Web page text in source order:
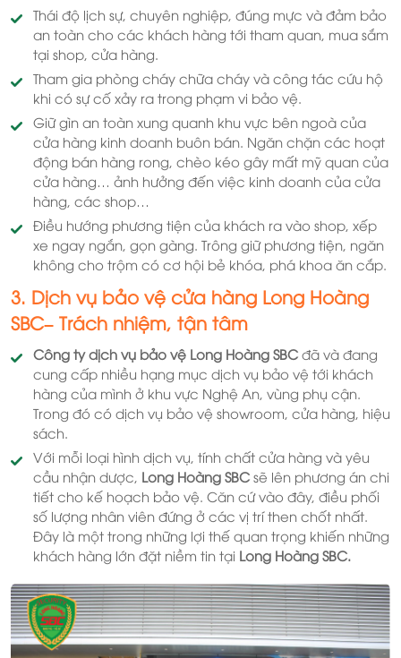
Thái độ lịch sự, chuyên nghiệp, đúng mực và đảm bảo
an toàn cho các khách hàng tới tham quan, mua sắm
tại shop, cửa hàng.
Tham gia phòng cháy chữa cháy và công tác cứu hộ
khi có sự cố xảy ra trong phạm vi bảo vệ.
Giữ gìn an toàn xung quanh khu vực bên ngoà của
cửa hàng kinh doanh buôn bán. Ngăn chặn các hoạt
động bán hàng rong, chèo kéo gây mất mỹ quan của
cửa hàng… ảnh hưởng đến việc kinh doanh của cửa
hàng, các shop…
Điều hướng phương tiện của khách ra vào shop, xếp
xe ngay ngắn, gọn gàng. Trông giữ phương tiện, ngăn
không cho trộm có cơ hội bẻ khóa, phá khoa ăn cắp.
3. Dịch vụ bảo vệ cửa hàng Long Hoàng
SBC– Trách nhiệm, tận tâm
Công ty dịch vụ bảo vệ Long Hoàng SBC đã và đang
cung cấp nhiều hạng mục dịch vụ bảo vệ tới khách
hàng của mình ở khu vực Nghệ An, vùng phụ cận.
Trong đó có dịch vụ bảo vệ showroom, cửa hàng, hiệu
sách.
Với mỗi loại hình dịch vụ, tính chất cửa hàng và yêu
cầu nhận dược, Long Hoàng SBC sẽ lên phương án chi
tiết cho kế hoạch bảo vệ. Căn cứ vào đây, điều phối
số lượng nhân viên đứng ở các vị trí then chốt nhất.
Đây là một trong những lợi thế quan trọng khiến những
khách hàng lớn đặt niềm tin tại Long Hoàng SBC.